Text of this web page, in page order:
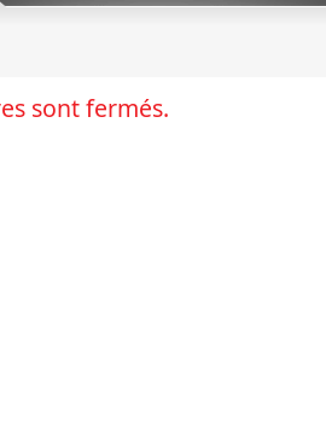
sont fermés.